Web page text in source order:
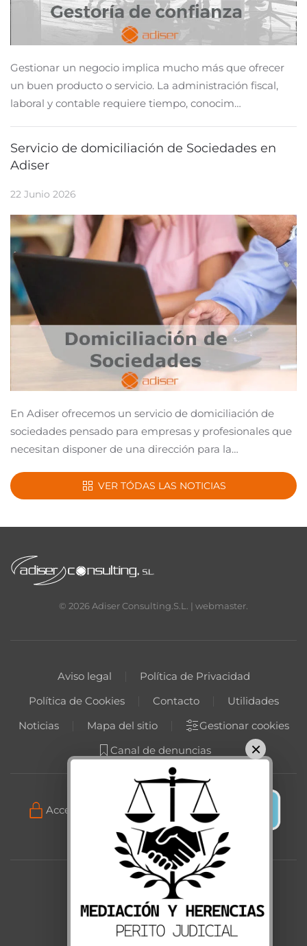
Gestionar un negocio implica mucho más que ofrecer
un buen producto o servicio. La administración fiscal,
laboral y contable requiere tiempo, conocim…
Servicio de domiciliación de Sociedades en
Adiser
22 Junio 2026
En Adiser ofrecemos un servicio de domiciliación de
sociedades pensado para empresas y profesionales que
necesitan disponer de una dirección para la…
VER TÓDAS LAS NOTICIAS
© 2026 Adiser Consulting.S.L. | webmaster
Aviso legal
Política de Privacidad
Política de Cookies
Contacto
Utilidades
Noticias
Mapa del sitio
Gestionar cookies
Canal de denuncias
Acceso programa gestión online
×